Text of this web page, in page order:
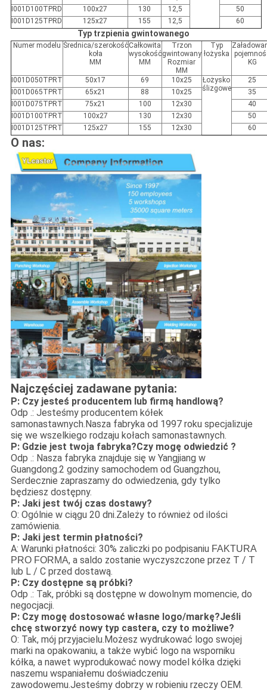
I001D100TPR D 100x27 130 12,5
50
I001D125TPR D 125x27 155 12,5 60
Typ trzpienia gwintowanego
Numer modelu Średnica/szerokość
koła
MM
Całkowita
wysokość
MM
Trzon
gwintowany
Rozmiar
MM
Typ
łożyska
KG
I001D050TPRT 50x17 69 10x25
Łożysko
ślizgowe
25
I001D065TPRT 65x21 88 10x25
35
I001D075TPRT 75x21 100 12x30
40
I001D100TPRT 100x27 130 12x30
50
I001D125TPRT 125x27 155 12x30 60
O nas:
Najczęściej zadawane pytania:
P: Czy jesteś producentem lub firmą handlową?
Odp .: Jesteśmy producentem kółek
samonastawnych.Nasza fabryka od 1997 roku specjalizuje
się we wszelkiego rodzaju kołach samonastawnych.
P: Gdzie jest twoja fabryka?Czy mogę odwiedzić ?
Odp .: Nasza fabryka znajduje się w Yangjiang w
Guangdong.2 godziny samochodem od Guangzhou,
Serdecznie zapraszamy do odwiedzenia, gdy tylko
będziesz dostępny.
P: Jaki jest twój czas dostawy?
O: Ogólnie w ciągu 20 dni.Zależy to również od ilości
zamówienia.
P: Jaki jest termin płatności?
A: Warunki płatności: 30% zaliczki po podpisaniu FAKTURA
PRO FORMA, a saldo zostanie wyczyszczone przez T / T
lub L / C przed dostawą.
P: Czy dostępne są próbki?
Odp .: Tak, próbki są dostępne w dowolnym momencie, do
negocjacji.
P: Czy mogę dostosować własne logo/markę?Jeśli
chcę stworzyć nowy typ castera, czy to możliwe?
O: Tak, mój przyjacielu.Możesz wydrukować logo swojej
marki na opakowaniu, a także wybić logo na wsporniku
kółka, a nawet wyprodukować nowy model kółka dzięki
naszemu wspaniałemu doświadczeniu
zawodowemu.Jesteśmy dobrzy w robieniu rzeczy OEM.